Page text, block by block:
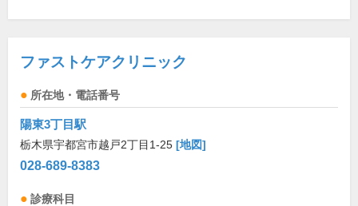
ファストケアクリニック
所在地・電話番号
陽東3丁目駅
栃木県宇都宮市越戸2丁目1-25 [地図]
028-689-8383
診療科目